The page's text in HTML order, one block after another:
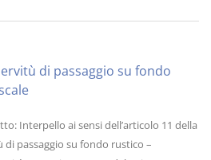
di passaggio su fondo
Interpello ai sensi dell’articolo 11 della
di passaggio su fondo rustico –